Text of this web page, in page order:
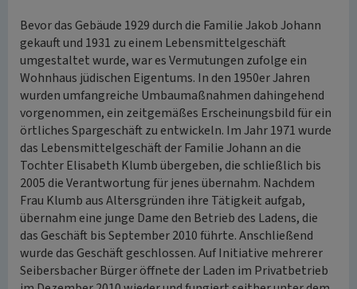
Bevor das Gebäude 1929 durch die Familie Jakob Johann
gekauft und 1931 zu einem Lebensmittelgeschäft
umgestaltet wurde, war es Vermutungen zufolge ein
Wohnhaus jüdischen Eigentums. In den 1950er Jahren
wurden umfangreiche Umbaumaßnahmen dahingehend
vorgenommen, ein zeitgemäßes Erscheinungsbild für ein
örtliches Spargeschäft zu entwickeln. Im Jahr 1971 wurde
das Lebensmittelgeschäft der Familie Johann an die
Tochter Elisabeth Klumb übergeben, die schließlich bis
2005 die Verantwortung für jenes übernahm. Nachdem
Frau Klumb aus Altersgründen ihre Tätigkeit aufgab,
übernahm eine junge Dame den Betrieb des Ladens, die
das Geschäft bis September 2010 führte. Anschließend
wurde das Geschäft geschlossen. Auf Initiative mehrerer
Seibersbacher Bürger öffnete der Laden im Privatbetrieb